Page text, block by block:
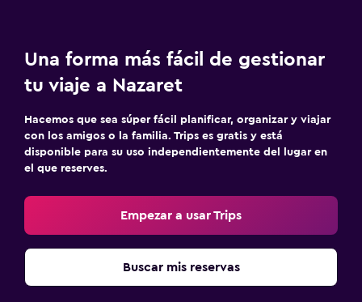
Una forma más fácil de gestionar
tu viaje a Nazaret
Hacemos que sea súper fácil planificar, organizar y viajar
con los amigos o la familia. Trips es gratis y está
disponible para su uso independientemente del lugar en
el que reserves.
Empezar a usar Trips
Buscar mis reservas